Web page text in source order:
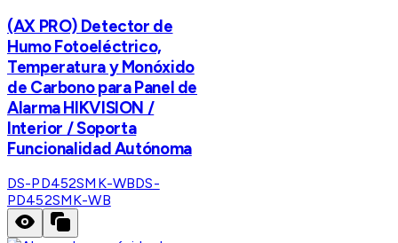
(AX PRO) Detector de
Humo Fotoeléctrico,
Temperatura y Monóxido
de Carbono para Panel de
Alarma HIKVISION /
Interior / Soporta
Funcionalidad Autónoma
DS-PD452SMK-WBDS-
PD452SMK-WB